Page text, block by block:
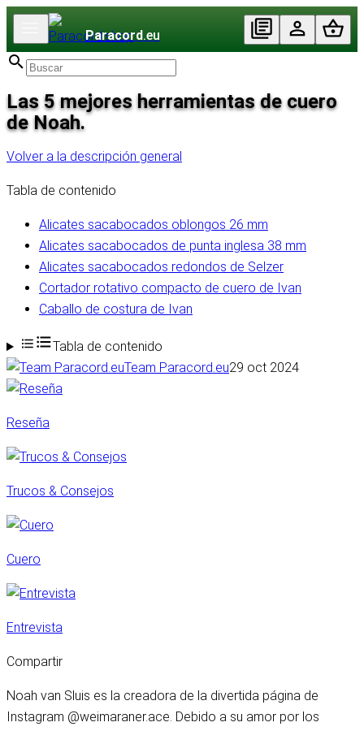
Paracord.eu
Las 5 mejores herramientas de cuero
de Noah.
Volver a la descripción general
Tabla de contenido
Alicates sacabocados oblongos 26 mm
Alicates sacabocados de punta inglesa 38 mm
Alicates sacabocados redondos de Selzer
Cortador rotativo compacto de cuero de Ivan
Caballo de costura de Ivan
Tabla de contenido
Team Paracord.eu29 oct 2024
Reseña
Trucos & Consejos
Cuero
Entrevista
Compartir
Noah van Sluis es la creadora de la divertida página de
Instagram @weimaraner.ace. Debido a su amor por los